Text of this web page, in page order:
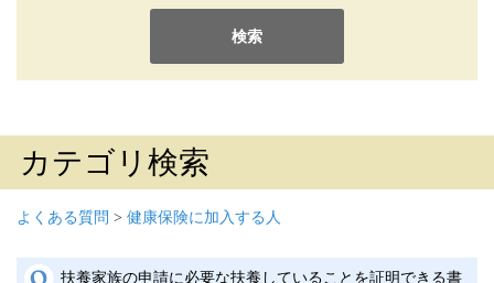
検索
カテゴリ検索
よくある質問 > 健康保険に加入する人
扶養家族の申請に必要な扶養していることを証明できる書